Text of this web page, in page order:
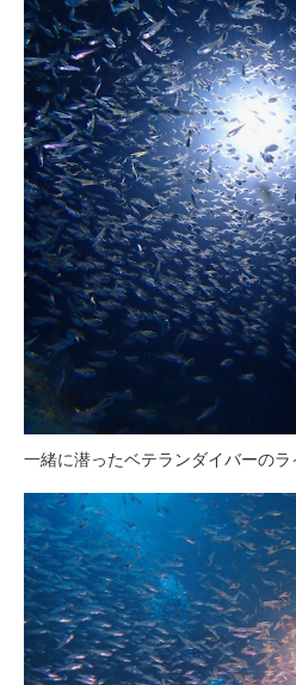
一緒に潜ったベテランダイバーのラ